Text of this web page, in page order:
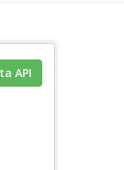
API